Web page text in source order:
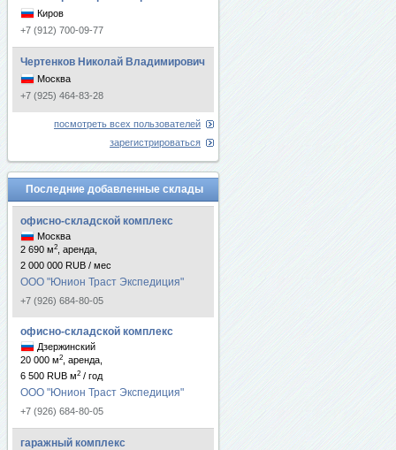
Киров
+7 (912) 700-09-77
Чертенков Николай Владимирович
Москва
+7 (925) 464-83-28
посмотреть всех пользователей
зарегистрироваться
Последние добавленные склады
офисно-складской комплекс
Москва
2 690 м2
, аренда,
2 000 000 RUB / мес
ООО "Юнион Траст Экспедиция"
+7 (926) 684-80-05
офисно-складской комплекс
Дзержинский
20 000 м2
, аренда,
6 500 RUB м2 / год
ООО "Юнион Траст Экспедиция"
+7 (926) 684-80-05
гаражный комплекс